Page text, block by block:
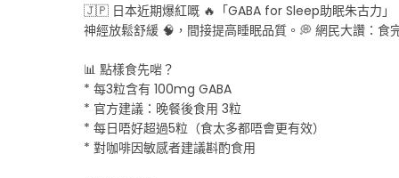
🇯🇵 日本近期爆紅嘅 🔥「GABA for Sleep助眠朱古力」
神經放鬆舒緩 🧠，間接提高睡眠品質。💭 網民大讚：食
📊 點樣食先啱？
* 每3粒含有 100mg GABA
* 官方建議：晚餐後食用 3粒
* 每日唔好超過5粒（食太多都唔會更有效）
* 對咖啡因敏感者建議斟酌食用